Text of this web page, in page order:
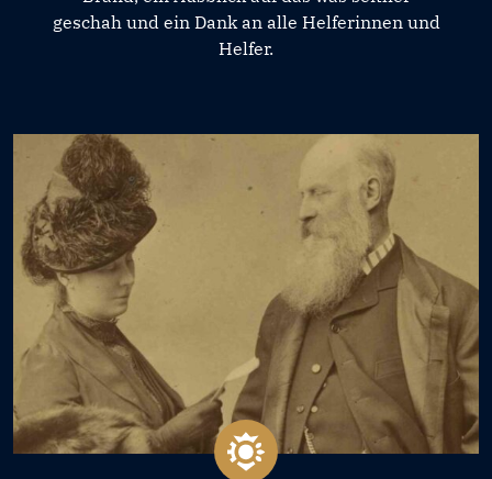
geschah und ein Dank an alle Helferinnen und
Helfer.